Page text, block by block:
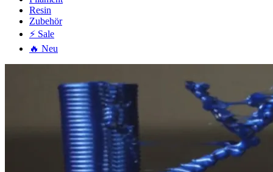
Resin
Zubehör
⚡ Sale
🔥 Neu